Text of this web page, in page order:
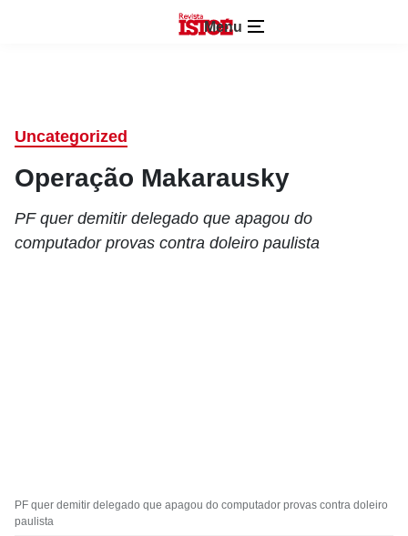
Menu
Uncategorized
Operação Makarausky
PF quer demitir delegado que apagou do
computador provas contra doleiro paulista
PF quer demitir delegado que apagou do computador provas contra doleiro
paulista